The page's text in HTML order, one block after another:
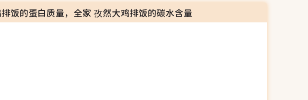
饭的蛋白质量，全家 孜然大鸡排饭的碳水含量